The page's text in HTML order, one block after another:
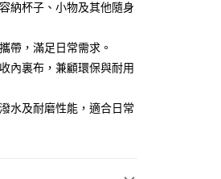
將跳轉至「AFTEE先享後
即可完成結帳。
。
的連結，可透過四大超商
視為交易完成。
若您需要取消訂單，請聯
視為有效，需透過AFTEE
納杯子、小物及其他隨身
帶，滿足日常需求。
內裏布，兼顧環保與耐用
水及耐磨性能，適合日常